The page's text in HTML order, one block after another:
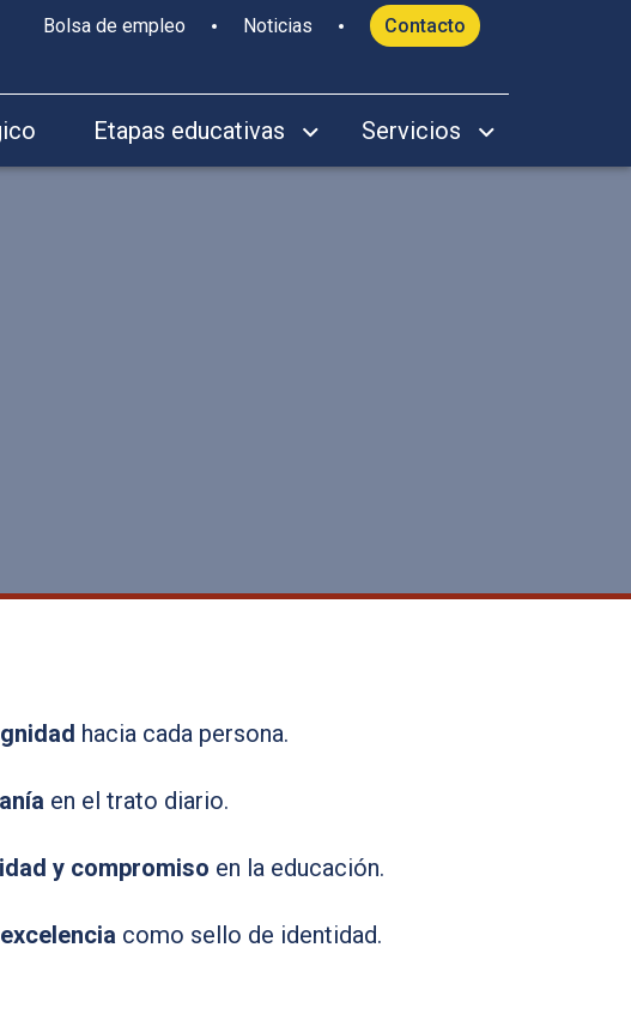
Bolsa de empleo Noticias Contacto
Etapas educativas Servicios
hacia cada persona.
en el trato diario.
y compromiso en la educación.
como sello de identidad.